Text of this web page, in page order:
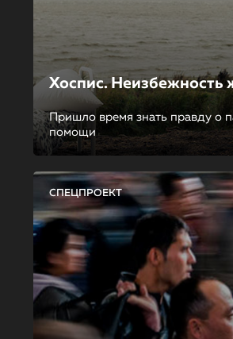
Хоспис. Неизбежность
Пришло время знать правду о
помощи
СПЕЦПРОЕКТ